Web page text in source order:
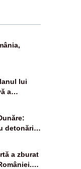
lui
a
PLUS
detonările
a zburat